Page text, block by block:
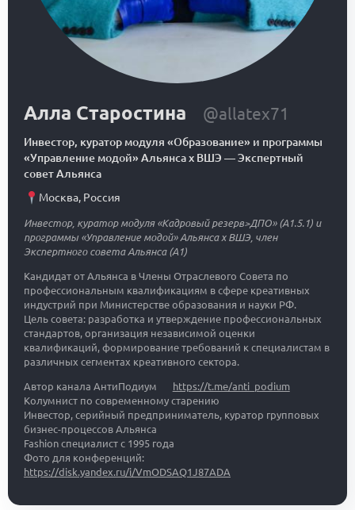
Алла Старостина @allatex71
Инвестор, куратор модуля «Образование» и программы
«Управление модой» Альянса х ВШЭ —Экспертный
совет Альянса
Москва, Россия
Инвестор, куратор модуля «Кадровый резерв>ДПО» (A1.5.1) и
программы «Управление модой» Альянса х ВШЭ, член
Экспертного совета Альянса (A1)
Кандидат от Альянса в Члены Отраслевого Совета по
профессиональным квалификациям в сфере креативных
индустрий при Министерстве образования и науки РФ.
Цель совета: разработка и утверждение профессиональных
стандартов, организация независимой оценки
квалификаций, формирование требований к специалистам в
различных сегментах креативного сектора.
Автор канала АнтиПодиум
https://t.me/anti_podium
Колумнист по современному старению
Инвестор, серийный предприниматель, куратор групповых
бизнес-процессов Альянса
Fashion специалист с 1995 года
Фото для конференций:
https://disk.yandex.ru/i/VmODSAQ1J87ADA